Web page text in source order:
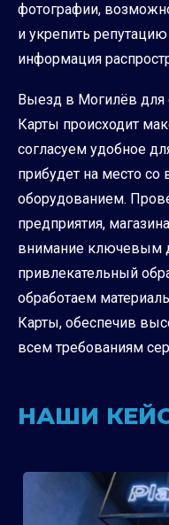
фотографии,
и укрепить
информация
Выезд в Могилёв для
Карты происходит
согласуем удобное
прибудет на место
оборудованием.
предприятия,
внимание ключевым
привлекательный
обработаем
Карты, обеспечив
всем требованиям
НАШИ